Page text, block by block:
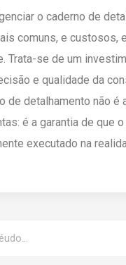
o caderno de
comuns, e custosos,
Trata-se de um
e qualidade da
de detalhamento não é
é a garantia de que
executado na